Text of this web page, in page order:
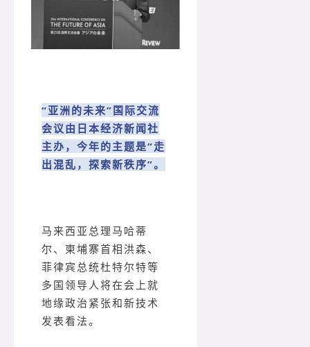
“亚洲的未来”国际交流
会议由日本经济新闻社
主办，今年的主题是“走
出混乱，探索新秩序”。
马来西亚总理马哈蒂
尔、柬埔寨首相洪森、
菲律宾总统杜特尔特等
多国领导人将在会上就
地缘政治紧张和新技术
发表看法。